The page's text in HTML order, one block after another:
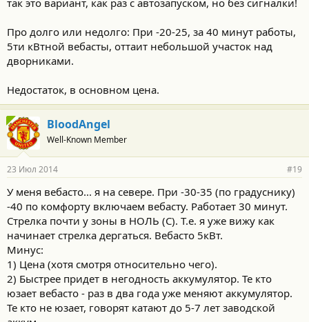
так это вариант, как раз с автозапуском, но без сигналки!
Про долго или недолго: При -20-25, за 40 минут работы,
5ти кВтной вебасты, оттаит небольшой участок над
дворниками.
Недостаток, в основном цена.
BloodAngel
Well-Known Member
23 Июл 2014 #19
У меня вебасто... я на севере. При -30-35 (по градуснику)
-40 по комфорту включаем вебасту. Работает 30 минут.
Стрелка почти у зоны в НОЛЬ (С). Т.е. я уже вижу как
начинает стрелка дергаться. Вебасто 5кВт.
Минус:
1) Цена (хотя смотря относительно чего).
2) Быстрее придет в негодность аккумулятор. Те кто
юзает вебасто - раз в два года уже меняют аккумулятор.
Те кто не юзает, говорят катают до 5-7 лет заводской